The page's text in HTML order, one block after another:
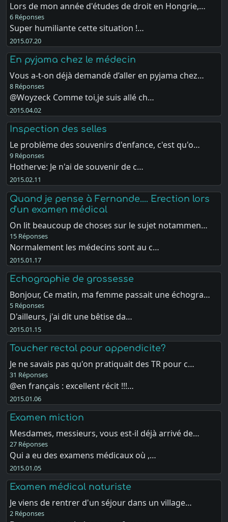
Lors de mon année d'études de droit en Hongrie,…
6 Réponses
Super humiliante cette situation !…
2015.07.20
En pyjama chez le médecin
Vous a-t-on déjà demandé d’aller en pyjama chez…
8 Réponses
@Woyzeck Comme toi,je suis allé ch…
2015.04.02
Inspection des selles
Le problème des souvenirs d'enfance, c'est qu'o…
9 Réponses
Hotherve: Je n'ai de souvenir de c…
2015.02.11
Quand je pense à Fernande.... Erection lors
d'un examen médical
On lit beaucoup de choses sur le sujet notammen…
15 Réponses
Normalement les médecins sont au c…
2015.01.17
Echographie de grossesse
Bonjour, Ce matin, ma femme passait une échogra…
5 Réponses
D'ailleurs, j'ai dit une bêtise da…
2015.01.15
Toucher rectal pour appendicite?
Je ne savais pas qu'on pratiquait des TR pour c…
31 Réponses
@en français : excellent récit !!!…
2015.01.06
Examen miction
Mesdames, messieurs, vous est-il déjà arrivé de…
27 Réponses
Qui a eu des examens médicaux où ,…
2015.01.05
Examen médical naturiste
Je viens de rentrer d'un séjour dans un village…
2 Réponses